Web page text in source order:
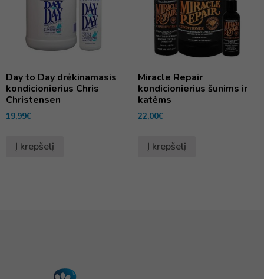
Day to Day drėkinamasis
kondicionierius Chris
Christensen
19,99€
Į krepšelį
Miracle Repair
kondicionierius šunims ir
katėms
22,00€
Į krepšelį